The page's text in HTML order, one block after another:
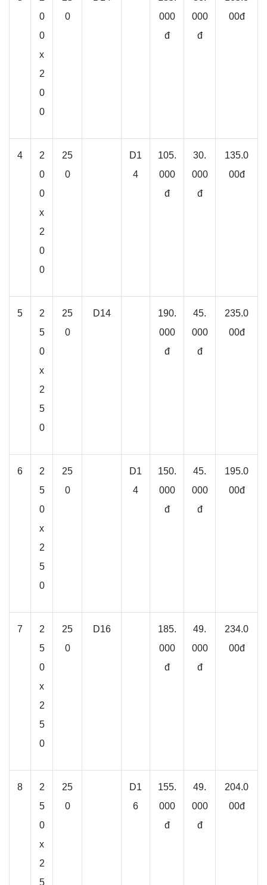
0
0
x
2
0
0
0
000
đ
000
đ
00đ
4
2
0
0
x
2
0
0
25
0
D1
4
105.
000
đ
30.
000
đ
135.0
00đ
5
2
5
0
x
2
5
0
25
0
D14
190.
000
đ
45.
000
đ
235.0
00đ
6
2
5
0
x
2
5
0
25
0
D1
4
150.
000
đ
45.
000
đ
195.0
00đ
7
2
5
0
x
2
5
0
25
0
D16
185.
000
đ
49.
000
đ
234.0
00đ
8
2
5
0
x
2
5
25
0
D1
6
155.
000
đ
49.
000
đ
204.0
00đ